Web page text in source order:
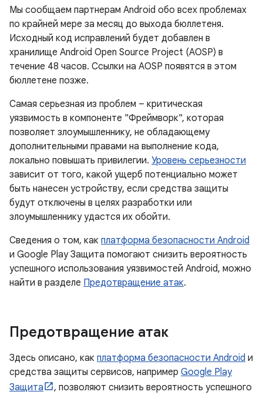
Мы сообщаем партнерам Android обо всех проблемах
по крайней мере за месяц до выхода бюллетеня.
Исходный код исправлений будет добавлен в
хранилище Android Open Source Project (AOSP) в
течение 48 часов. Ссылки на AOSP появятся в этом
бюллетене позже.
Самая серьезная из проблем – критическая
уязвимость в компоненте "Фреймворк", которая
позволяет злоумышленнику, не обладающему
дополнительными правами на выполнение кода,
локально повышать привилегии. Уровень серьезности
зависит от того, какой ущерб потенциально может
быть нанесен устройству, если средства защиты
будут отключены в целях разработки или
злоумышленнику удастся их обойти.
Сведения о том, как платформа безопасности Android
и Google Play Защита помогают снизить вероятность
успешного использования уязвимостей Android, можно
найти в разделе Предотвращение атак.
Предотвращение атак
Здесь описано, как платформа безопасности Android и
средства защиты сервисов, например Google Play
Защита
, позволяют снизить вероятность успешного